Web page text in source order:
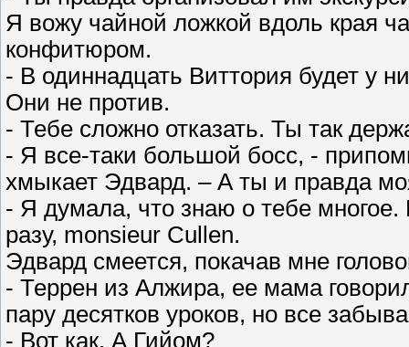
Я вожу чайной ложкой вдоль края
конфитюром.
- В одиннадцать Виттория будет у
Они не против.
- Тебе сложно отказать. Ты так
- Я все-таки большой босс, -
хмыкает Эдвард. – А ты и правда
- Я думала, что знаю о тебе
разу, monsieur Cullen.
Эдвард смеется, покачав мне
- Террен из Алжира, ее мама
пару десятков уроков, но все
- Вот как. А Гийом?